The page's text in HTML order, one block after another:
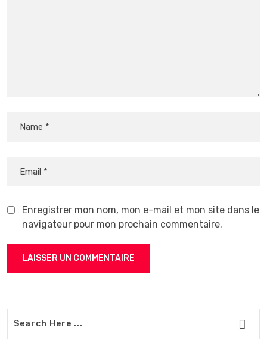
Enregistrer mon nom, mon e-mail et mon site dans le
navigateur pour mon prochain commentaire.